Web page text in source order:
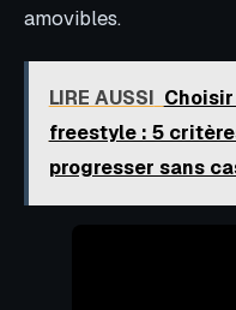
amovibles.
LIRE AUSSI
freestyle : 5
progresser sans